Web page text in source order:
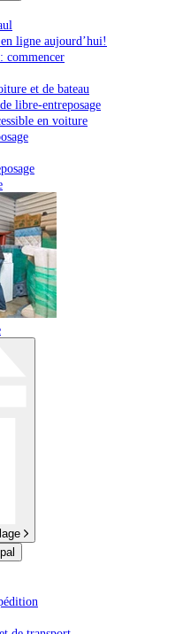
ligne aujourd’hui!
commencer
et de bateau
libre-entreposage
en voiture